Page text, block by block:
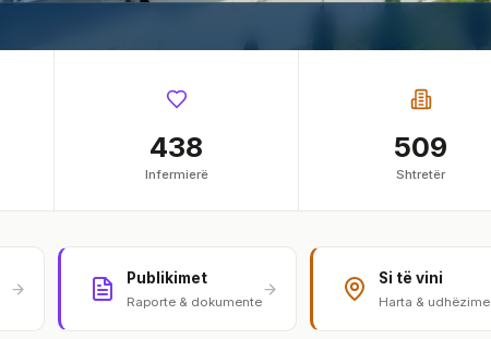
438
Infermierë
509
Shtretër
Publikimet
Raporte & dokumente
Si të vini
Harta & udhëzime